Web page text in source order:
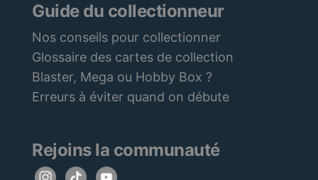
Guide du collectionneur
Nos conseils pour collectionner
Glossaire des cartes de collection
Blaster, Mega ou Hobby Box ?
Erreurs à éviter quand on débute
Rejoins la communauté